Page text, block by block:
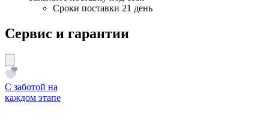
Сроки поставки 21 день
Сервис и гарантии
С заботой на
каждом этапе